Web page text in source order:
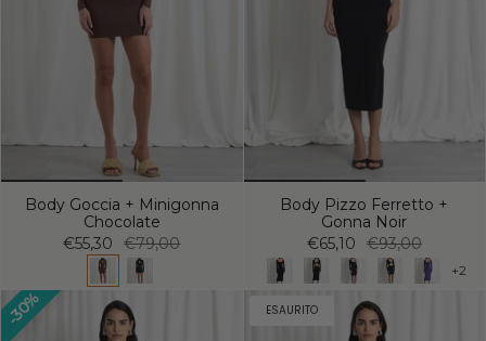
Body Goccia + Minigonna
Chocolate
€55,30
€79,00
Body Pizzo Ferretto +
Gonna Noir
€65,10
€93,00
+2
30% ESAURITO